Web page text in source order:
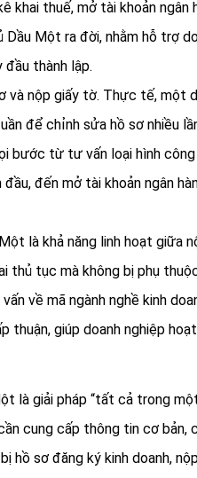
khai thuế, mở tài khoản
Một ra đời, nhằm hỗ trợ
thành lập.
và nộp giấy tờ. Thực tế, một
để chỉnh sửa hồ sơ nhiều
bước từ tư vấn loại hình
đến mở tài khoản ngân
là khả năng linh hoạt giữa
thủ tục mà không bị phụ
về mã ngành nghề kinh
thuận, giúp doanh nghiệp
là giải pháp “tất cả trong
cung cấp thông tin cơ bản,
hồ sơ đăng ký kinh doanh,